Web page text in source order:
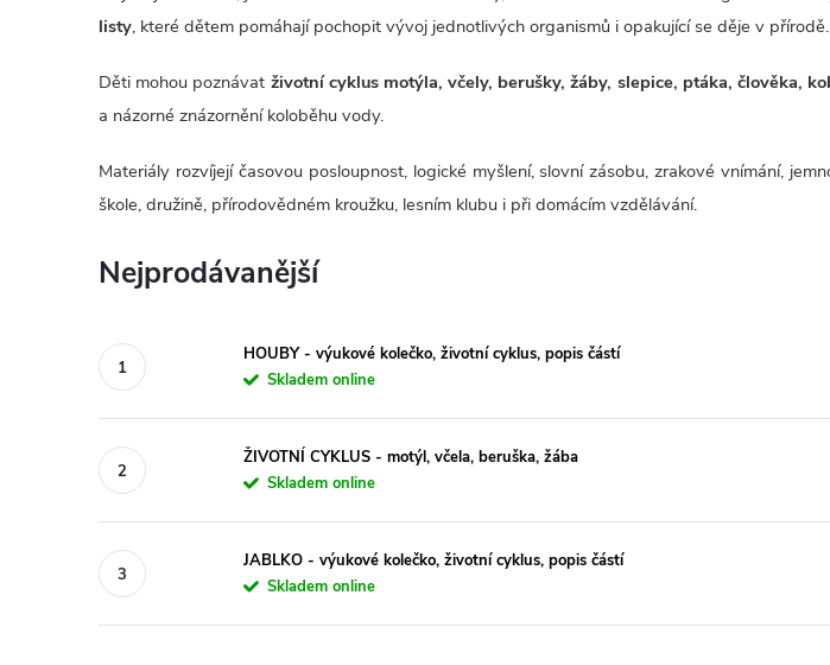
listy, které dětem pomáhají pochopit vývoj jednotlivých organismů i opakující se děje v přírodě.
Děti mohou poznávat životní cyklus motýla, včely, berušky, žáby, slepice, ptáka, člověka,
a názorné znázornění koloběhu vody.
Materiály rozvíjejí časovou posloupnost, logické myšlení, slovní zásobu, zrakové vnímání,
škole, družině, přírodovědném kroužku, lesním klubu i při domácím vzdělávání.
Nejprodávanější
HOUBY - výukové kolečko, životní cyklus, popis částí
Skladem online
ŽIVOTNÍ CYKLUS - motýl, včela, beruška, žába
Skladem online
JABLKO - výukové kolečko, životní cyklus, popis částí
Skladem online